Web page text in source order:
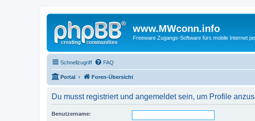
www.MWconn.info
Freeware Zugangs-Software fürs mobile Internet
Schnellzugriff FAQ
Portal Foren-Übersicht
Du musst registriert und angemeldet sein, um Profile
Benutzername: